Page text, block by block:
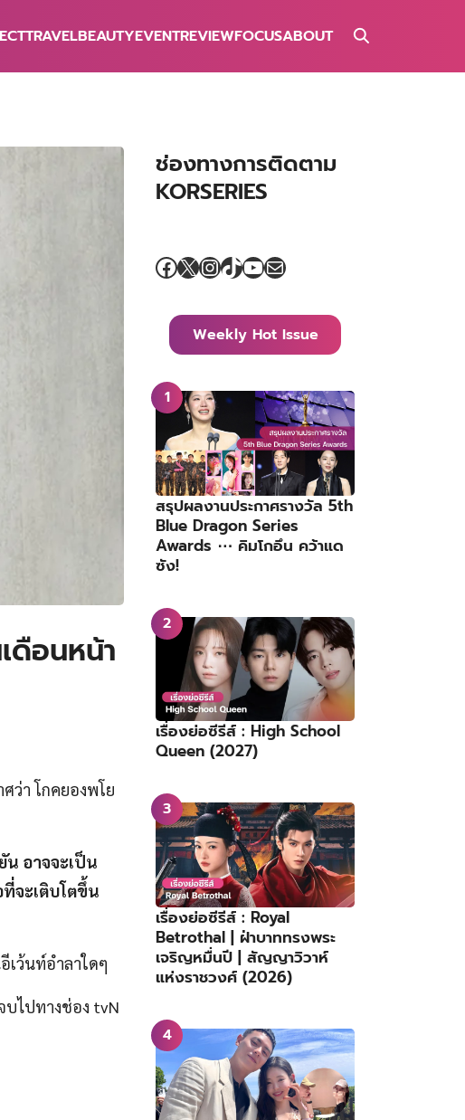
TRAVELBEAUTYEVENTREVIEWFOCUSABOUT
ดือนหน้า
ว่า โกคยองพโย
น อาจจะเป็น
จะเติบโตขึ้น
เว้นท์อำลาใดๆ
บไปทางช่อง tvN
ช่องทางการติดตาม
KORSERIES
Facebook
X Instagram
TikTok
YouTube
Mail
Weekly Hot Issue
สรุปผลงานประกาศรางวัล 5th
Blue Dragon Series
Awards ⋯ คิมโกอึน คว้าแด
ซัง!
เรื่องย่อซีรีส์ : High School
Queen (2027)
เรื่องย่อซีรีส์ : Royal
Betrothal | ฝ่าบาททรงพระ
เจริญหมื่นปี | สัญญาวิวาห์
แห่งราชวงศ์ (2026)